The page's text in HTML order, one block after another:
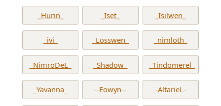
_Hurin_ _Iset_ _Isilwen_
_ivi_ _Losswen_ _nimloth_
_NimroDeL_ _Shadow_ _Tindomerel_
_Yavanna_ --Eowyn-- -AltarieL-